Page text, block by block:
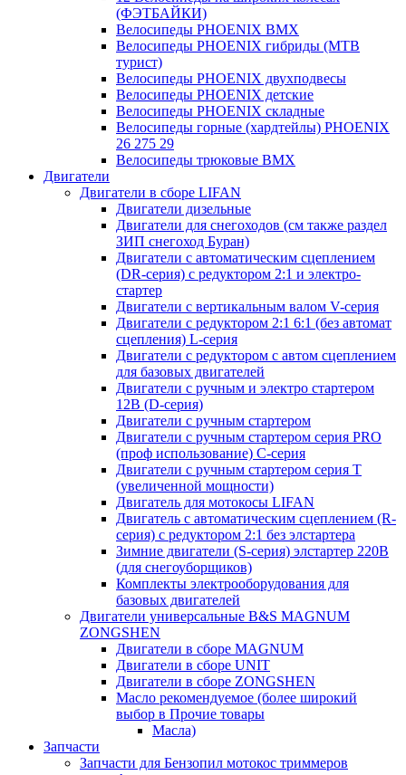
(ФЭТБАЙКИ)
Велосипеды PHOENIX BMX
Велосипеды PHOENIX гибриды (MTB
турист)
Велосипеды PHOENIX двухподвесы
Велосипеды PHOENIX детские
Велосипеды PHOENIX складные
Велосипеды горные (хардтейлы) PHOENIX
26 275 29
Велосипеды трюковые BMX
Двигатели
Двигатели в сборе LIFAN
Двигатели дизельные
Двигатели для снегоходов (см также раздел
ЗИП снегоход Буран)
Двигатели с автоматическим сцеплением
(DR-серия) с редуктором 2:1 и электро-
стартер
Двигатели с вертикальным валом V-серия
Двигатели с редуктором 2:1 6:1 (без автомат
сцепления) L-серия
Двигатели с редуктором с автом сцеплением
для базовых двигателей
Двигатели с ручным и электро стартером
12В (D-серия)
Двигатели с ручным стартером
Двигатели с ручным стартером серия PRO
(проф использование) C-серия
Двигатели с ручным стартером серия Т
(увеличенной мощности)
Двигатель для мотокосы LIFAN
Двигатель с автоматическим сцеплением (R-
серия) с редуктором 2:1 без элстартера
Зимние двигатели (S-серия) элстартер 220В
(для снегоуборщиков)
Комплекты электрооборудования для
базовых двигателей
Двигатели универсальные B&S MAGNUM
ZONGSHEN
Двигатели в сборе MAGNUM
Двигатели в сборе UNIT
Двигатели в сборе ZONGSHEN
Масло рекомендуемое (более широкий
выбор в Прочие товары
Масла)
Запчасти
Запчасти для Бензопил мотокос триммеров